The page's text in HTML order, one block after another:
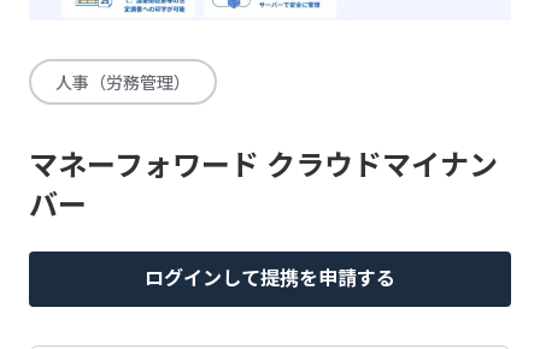
人事（労務管理）
マネーフォワード クラウドマイナン
バー
ログインして提携を申請する